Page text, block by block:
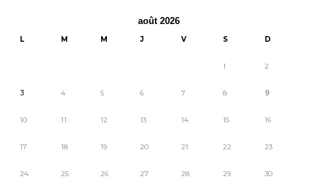
août 2026
L M M J V S D
1 2
3 4 5 6 7 8 9
10 11 12 13 14 15 16
17 18 19 20 21 22 23
24 25 26 27 28 29 30